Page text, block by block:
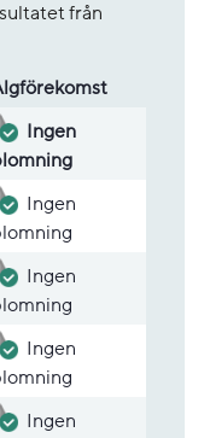
från
Ingen
Ingen
Ingen
Ingen
Ingen